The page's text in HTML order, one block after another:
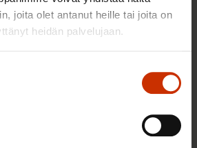
joita olet antanut heille tai joita on
heidän palvelujaan.